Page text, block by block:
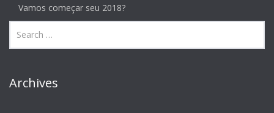
Vamos começar seu 2018?
Archives